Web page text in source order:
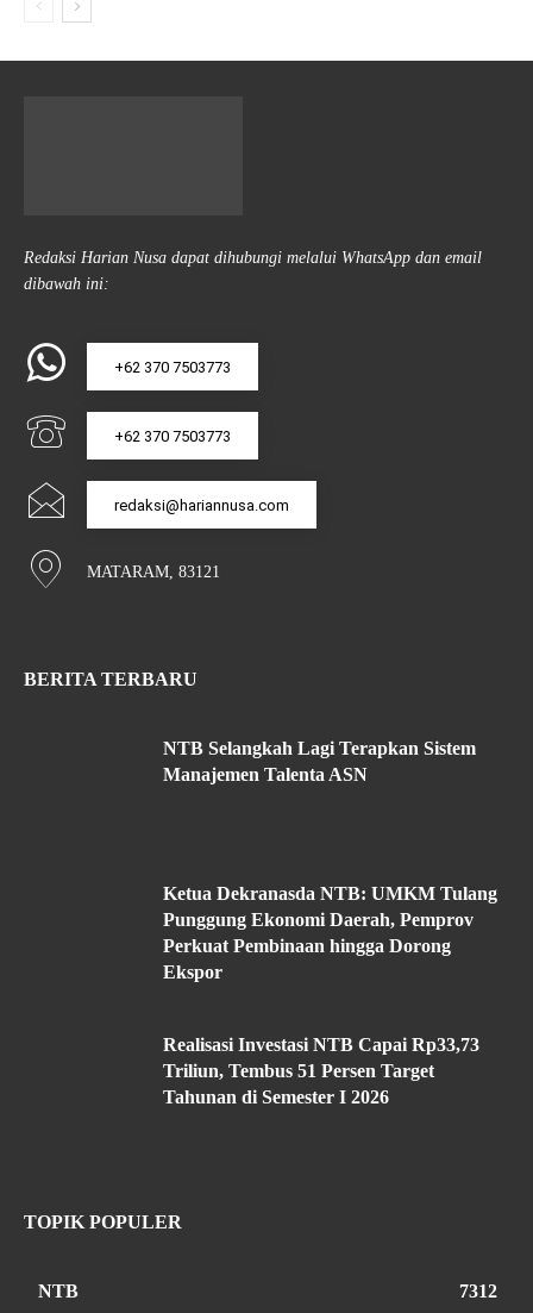
Redaksi Harian Nusa dapat dihubungi melalui WhatsApp dan email
dibawah ini:
+62 370 7503773
+62 370 7503773
redaksi@hariannusa.com
MATARAM, 83121
BERITA TERBARU
NTB Selangkah Lagi Terapkan Sistem
Manajemen Talenta ASN
Ketua Dekranasda NTB: UMKM Tulang
Punggung Ekonomi Daerah, Pemprov
Perkuat Pembinaan hingga Dorong
Ekspor
Realisasi Investasi NTB Capai Rp33,73
Triliun, Tembus 51 Persen Target
Tahunan di Semester I 2026
TOPIK POPULER
NTB 7312